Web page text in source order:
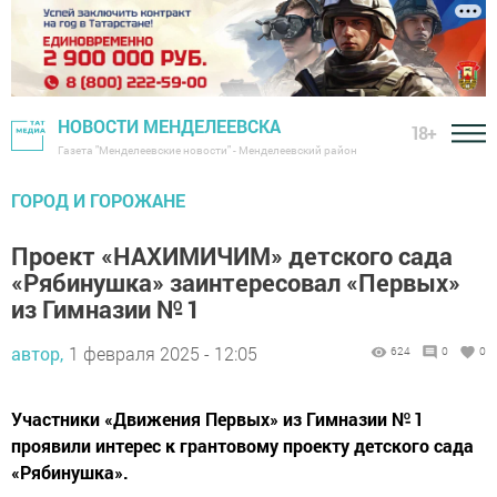
НОВОСТИ МЕНДЕЛЕЕВСКА
Газета "Менделеевские новости" - Менделеевский район
18+
ГОРОД И ГОРОЖАНЕ
Проект «НАХИМИЧИМ» детского сада
«Рябинушка» заинтересовал «Первых»
из Гимназии № 1
автор, 1 февраля 2025 - 12:05 624 0 0
Участники «Движения Первых» из Гимназии № 1
проявили интерес к грантовому проекту детского сада
«Рябинушка».